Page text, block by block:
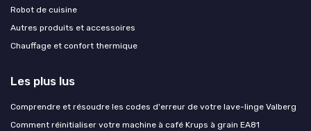
Robot de cuisine
Autres produits et accessoires
Chauffage et confort thermique
Les plus lus
Comprendre et résoudre les codes d'erreur de votre lave-linge Valberg
Comment réinitialiser votre machine à café Krups à grain EA81